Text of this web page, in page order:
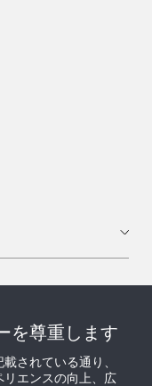
を尊重します
されている通り、
エンスの向上、広